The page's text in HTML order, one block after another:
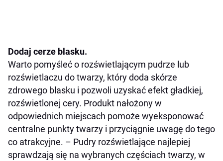
Dodaj cerze blasku.
Warto pomyśleć o rozświetlającym pudrze lub
rozświetlaczu do twarzy, który doda skórze
zdrowego blasku i pozwoli uzyskać efekt gładkiej,
rozświetlonej cery. Produkt nałożony w
odpowiednich miejscach pomoże wyeksponować
centralne punkty twarzy i przyciągnie uwagę do tego
co atrakcyjne. – Pudry rozświetlające najlepiej
sprawdzają się na wybranych częściach twarzy, w